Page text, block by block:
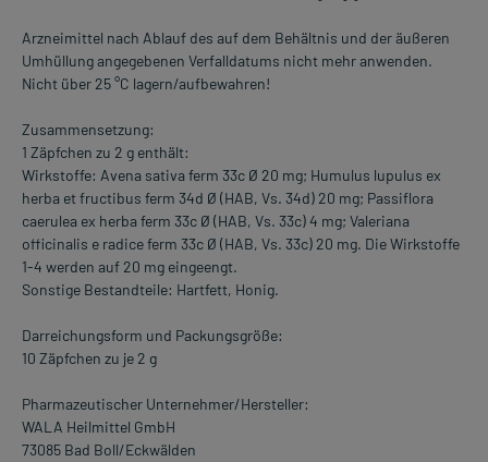
Arzneimittel nach Ablauf des auf dem Behältnis und der äußeren
Umhüllung angegebenen Verfalldatums nicht mehr anwenden.
Nicht über 25 °C lagern/aufbewahren!
Zusammensetzung:
1 Zäpfchen zu 2 g enthält:
Wirkstoffe: Avena sativa ferm 33c Ø 20 mg; Humulus lupulus ex
herba et fructibus ferm 34d Ø (HAB, Vs. 34d) 20 mg; Passiflora
caerulea ex herba ferm 33c Ø (HAB, Vs. 33c) 4 mg; Valeriana
officinalis e radice ferm 33c Ø (HAB, Vs. 33c) 20 mg. Die Wirkstoffe
1-4 werden auf 20 mg eingeengt.
Sonstige Bestandteile: Hartfett, Honig.
Darreichungsform und Packungsgröße:
10 Zäpfchen zu je 2 g
Pharmazeutischer Unternehmer/Hersteller:
WALA Heilmittel GmbH
73085 Bad Boll/Eckwälden